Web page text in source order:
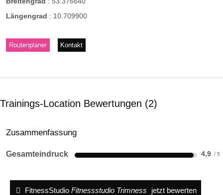
Längengrad : 10.709900
Routenplaner Kontakt
Trainings-Location Bewertungen 2
Zusammenfassung
Gesamteindruck 4,9
FitnessStudio Fitnessstudio Trimness jetzt bewerten